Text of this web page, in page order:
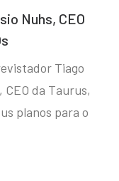
Nuhs, CEO
Tiago
CEO da Taurus,
planos para o